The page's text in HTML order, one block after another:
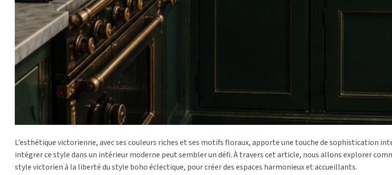
L’esthétique victorienne, avec ses couleurs riches et ses motifs floraux, apporte une touche de sophistication
intégrer ce style dans un intérieur moderne peut sembler un défi. À travers cet article, nous allons explorer
style victorien à la liberté du style boho éclectique, pour créer des espaces harmonieux et accueillants.